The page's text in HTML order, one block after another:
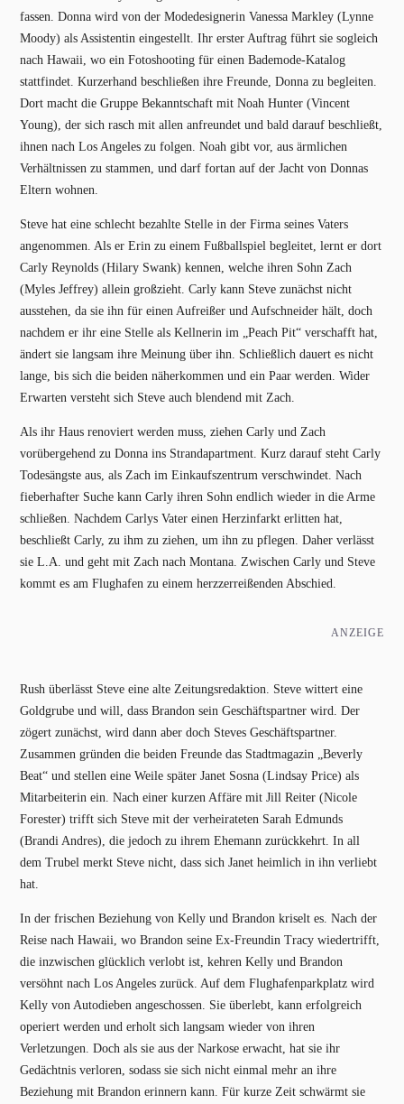
fassen. Donna wird von der Modedesignerin Vanessa Markley (Lynne
Moody) als Assistentin eingestellt. Ihr erster Auftrag führt sie sogleich
nach Hawaii, wo ein Fotoshooting für einen Bademode-Katalog
stattfindet. Kurzerhand beschließen ihre Freunde, Donna zu begleiten.
Dort macht die Gruppe Bekanntschaft mit Noah Hunter (Vincent
Young), der sich rasch mit allen anfreundet und bald darauf beschließt,
ihnen nach Los Angeles zu folgen. Noah gibt vor, aus ärmlichen
Verhältnissen zu stammen, und darf fortan auf der Jacht von Donnas
Eltern wohnen.
Steve hat eine schlecht bezahlte Stelle in der Firma seines Vaters
angenommen. Als er Erin zu einem Fußballspiel begleitet, lernt er dort
Carly Reynolds (Hilary Swank) kennen, welche ihren Sohn Zach
(Myles Jeffrey) allein großzieht. Carly kann Steve zunächst nicht
ausstehen, da sie ihn für einen Aufreißer und Aufschneider hält, doch
nachdem er ihr eine Stelle als Kellnerin im „Peach Pit“ verschafft hat,
ändert sie langsam ihre Meinung über ihn. Schließlich dauert es nicht
lange, bis sich die beiden näherkommen und ein Paar werden. Wider
Erwarten versteht sich Steve auch blendend mit Zach.
Als ihr Haus renoviert werden muss, ziehen Carly und Zach
vorübergehend zu Donna ins Strandapartment. Kurz darauf steht Carly
Todesängste aus, als Zach im Einkaufszentrum verschwindet. Nach
fieberhafter Suche kann Carly ihren Sohn endlich wieder in die Arme
schließen. Nachdem Carlys Vater einen Herzinfarkt erlitten hat,
beschließt Carly, zu ihm zu ziehen, um ihn zu pflegen. Daher verlässt
sie L.A. und geht mit Zach nach Montana. Zwischen Carly und Steve
kommt es am Flughafen zu einem herzzerreißenden Abschied.
ANZEIGE
Rush überlässt Steve eine alte Zeitungsredaktion. Steve wittert eine
Goldgrube und will, dass Brandon sein Geschäftspartner wird. Der
zögert zunächst, wird dann aber doch Steves Geschäftspartner.
Zusammen gründen die beiden Freunde das Stadtmagazin „Beverly
Beat“ und stellen eine Weile später Janet Sosna (Lindsay Price) als
Mitarbeiterin ein. Nach einer kurzen Affäre mit Jill Reiter (Nicole
Forester) trifft sich Steve mit der verheirateten Sarah Edmunds
(Brandi Andres), die jedoch zu ihrem Ehemann zurückkehrt. In all
dem Trubel merkt Steve nicht, dass sich Janet heimlich in ihn verliebt
hat.
In der frischen Beziehung von Kelly und Brandon kriselt es. Nach der
Reise nach Hawaii, wo Brandon seine Ex-Freundin Tracy wiedertrifft,
die inzwischen glücklich verlobt ist, kehren Kelly und Brandon
versöhnt nach Los Angeles zurück. Auf dem Flughafenparkplatz wird
Kelly von Autodieben angeschossen. Sie überlebt, kann erfolgreich
operiert werden und erholt sich langsam wieder von ihren
Verletzungen. Doch als sie aus der Narkose erwacht, hat sie ihr
Gedächtnis verloren, sodass sie sich nicht einmal mehr an ihre
Beziehung mit Brandon erinnern kann. Für kurze Zeit schwärmt sie